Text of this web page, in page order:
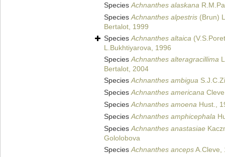
SpeciesAchnanthes alaskana
SpeciesAchnanthes alpestris (Brun)
Bertalot, 1999
SpeciesAchnanthes altaica
L.Bukhtiyarova, 1996
SpeciesAchnanthes alteragracillima
Bertalot, 2004
SpeciesAchnanthes ambigua
SpeciesAchnanthes americana
SpeciesAchnanthes amoena Hust.,
SpeciesAchnanthes amphicephala
SpeciesAchnanthes anastasiae
Gololobova
SpeciesAchnanthes ancepsA.Cleve,